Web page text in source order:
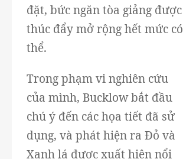
đặt, bức ngăn tòa giảng được
thúc đẩy mở rộng hết mức có
thể.
Trong phạm vi nghiên cứu
của mình, Bucklow bắt đầu
chú ý đến các họa tiết đã sử
dụng, và phát hiện ra Đỏ và
Xanh lá được xuất hiện nổi